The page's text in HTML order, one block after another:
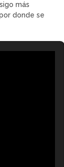
más
donde se